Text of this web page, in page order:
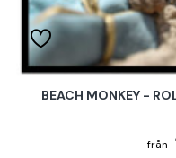
BEACH MONKEY -